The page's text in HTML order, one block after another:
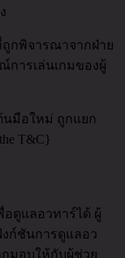
กพิจารณาจากฝ่าย
การเล่นเกมของผู้
นมือใหม่ ถูกแยก
T&C}
อดูแลอวทาร์ได้ ผู้
ก์ชันการดูแลอว
มอบให้กับผู้ช่วย